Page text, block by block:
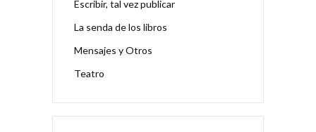
Escribir, tal vez publicar
La senda de los libros
Mensajes y Otros
Teatro